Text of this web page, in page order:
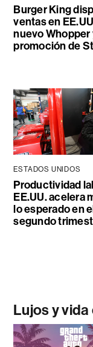
Burger King
ventas en
nuevo Whopper
promoción de
ESTADOS UNIDOS
Productividad
EE.UU. acelera
lo esperado en
segundo
Lujos y